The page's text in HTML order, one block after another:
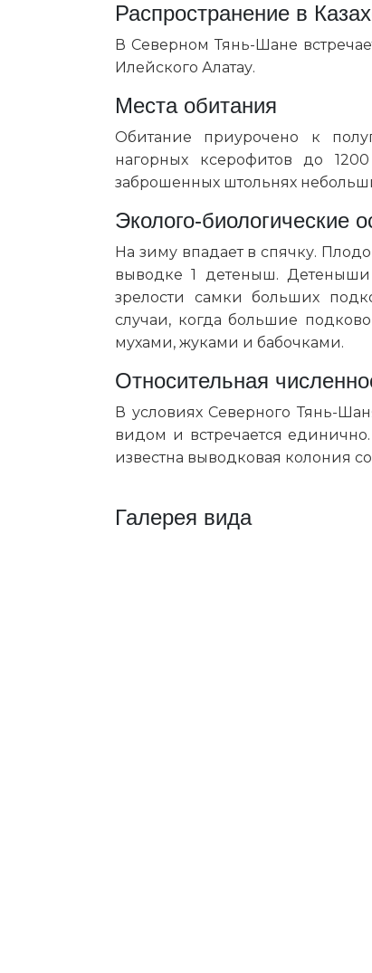
Распространение в
В Северном Тянь-Шане
Илейского Алатау.
Места обитания
Обитание приурочено к
нагорных ксерофитов до
заброшенных штольнях
Эколого-биологические
На зиму впадает в спячку.
выводке 1 детеныш.
зрелости самки больших
случаи, когда большие
мухами, жуками и бабочками.
Относительная
В условиях Северного Тянь-
видом и встречается
известна выводковая колония
Галерея вида